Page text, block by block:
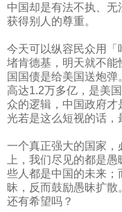
中国却是有法不执、
获得别人的尊重。
今天可以纵容民众用「
堵肯德基，明天就不
国国债是给美国送炮
高达1.2万多亿，是美
众的逻辑，中国政府才
光若是这么短视的话，
一个真正强大的国家
上，我们尽见的都是
些人都是中国的未来
昧，反而鼓励愚昧扩
还有希望吗？